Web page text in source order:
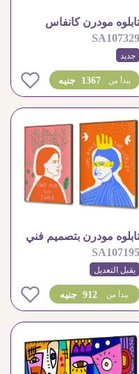
تابلوه مودرن كانفاس
بتصميم رومانسي مميز
SA107329
جديد
1367 جنيه يبدأ من 0
تابلوه مودرن بتصميم فني
معاصر ومميز
SA107195
يقبل التعديل
912 جنيه يبدأ من